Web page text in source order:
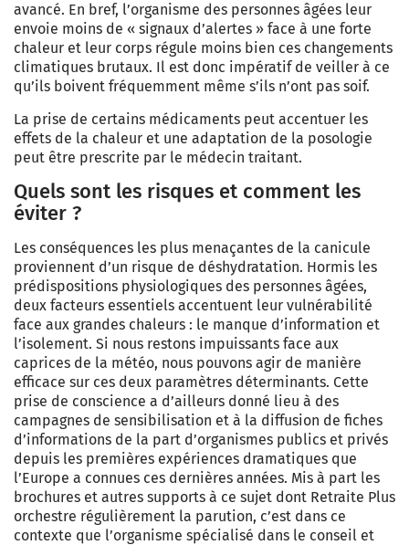
avancé. En bref, l’organisme des personnes âgées leur
envoie moins de « signaux d’alertes » face à une forte
chaleur et leur corps régule moins bien ces changements
climatiques brutaux. Il est donc impératif de veiller à ce
qu’ils boivent fréquemment même s’ils n’ont pas soif.
La prise de certains médicaments peut accentuer les
effets de la chaleur et une adaptation de la posologie
peut être prescrite par le médecin traitant.
Quels sont les risques et comment les
éviter ?
Les conséquences les plus menaçantes de la canicule
proviennent d’un risque de déshydratation. Hormis les
prédispositions physiologiques des personnes âgées,
deux facteurs essentiels accentuent leur vulnérabilité
face aux grandes chaleurs : le manque d’information et
l’isolement. Si nous restons impuissants face aux
caprices de la météo, nous pouvons agir de manière
efficace sur ces deux paramètres déterminants. Cette
prise de conscience a d’ailleurs donné lieu à des
campagnes de sensibilisation et à la diffusion de fiches
d’informations de la part d’organismes publics et privés
depuis les premières expériences dramatiques que
l’Europe a connues ces dernières années. Mis à part les
brochures et autres supports à ce sujet dont Retraite Plus
orchestre régulièrement la parution, c’est dans ce
contexte que l’organisme spécialisé dans le conseil et